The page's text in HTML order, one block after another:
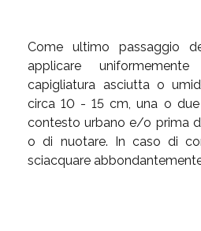
Come ultimo passaggio
applicare
capigliatura asciutta o
circa 10 - 15 cm, una o
contesto urbano e/o prima
o di nuotare. In caso di
sciacquare